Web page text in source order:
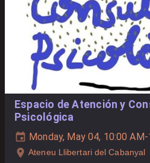
Espacio de Atención y
Psicológica
Monday, May 04, 10:00
Ateneu Llibertari del Cabanyal